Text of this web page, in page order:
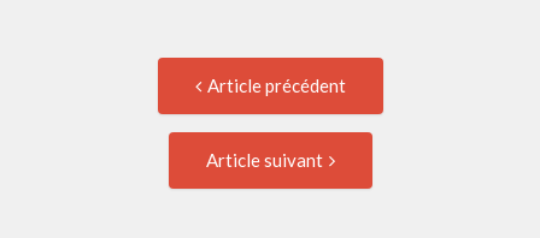
Navigation Article précédent
Article suivant